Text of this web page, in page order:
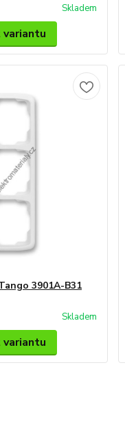
Skladem
3901A-B31
Skladem